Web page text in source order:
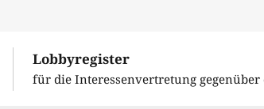
Lobbyregister
für die Interessenvertretung gegenüber